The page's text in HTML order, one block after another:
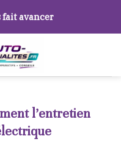
fait avancer
l’entretien